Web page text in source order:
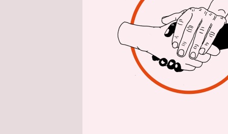
jungen
eigenen
Als Kind
aller
für
koppelt,